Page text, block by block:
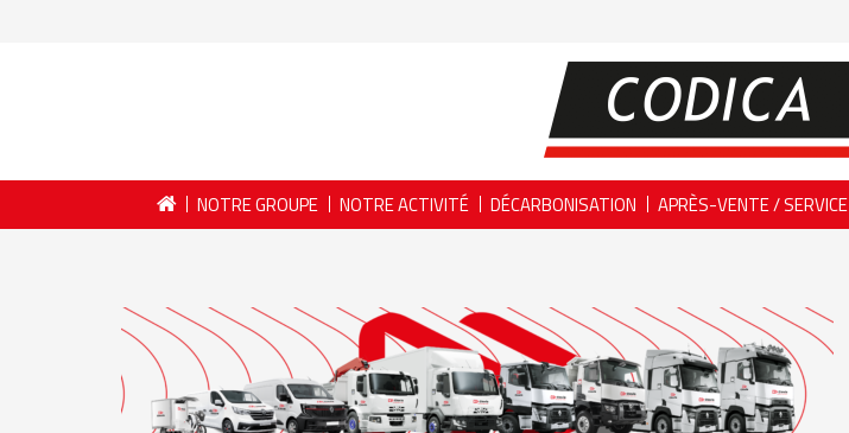
NOTRE GROUPE NOTRE ACTIVITÉ DÉCARBONISATION APRÈS-VENTE / SERVICE